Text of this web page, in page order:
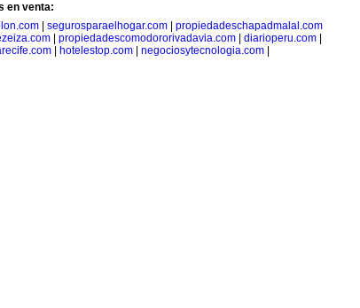
en venta:
| segurosparaelhogar.com| propiedadeschapadmalal.com
| propiedadescomodororivadavia.com| diarioperu.com|
hotelestop.com negociosytecnologia.com